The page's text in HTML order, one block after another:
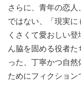
さらに、青年の恋人
ではない、「現実に
くさくて愛おしい
ん脇を固める役者
った、丁寧かつ自
ためにフィクショ